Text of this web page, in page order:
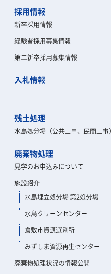
採用情報
新卒採用情報
経験者採用募集情報
第二新卒採用募集情報
入札情報
残土処理
水島処分場（公共工事、民間工事）
廃棄物処理
見学のお申込みについて
施設紹介
水島埋立処分場 第2処分場
水島クリーンセンター
倉敷市資源選別所
みずしま資源再生センター
廃棄物処理状況の情報公開